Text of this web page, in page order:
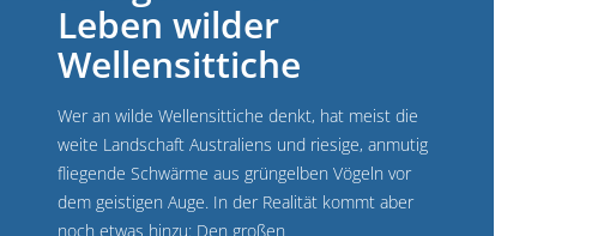
Leben wilder
Wellensittiche
Wer an wilde Wellensittiche denkt, hat meist die
weite Landschaft Australiens und riesige, anmutig
fliegende Schwärme aus grüngelben Vögeln vor
dem geistigen Auge. In der Realität kommt aber
noch etwas hinzu: Den großen